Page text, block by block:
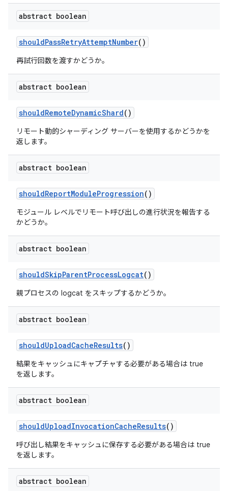
abstract boolean
shouldPassRetryAttemptNumber()
再試行回数を渡すかどうか。
abstract boolean
shouldRemoteDynamicShard()
リモート動的シャーディング サーバーを使用するかどうかを
返します。
abstract boolean
shouldReportModuleProgression()
モジュール レベルでリモート呼び出しの進行状況を報告する
かどうか。
abstract boolean
shouldSkipParentProcessLogcat()
親プロセスの logcat をスキップするかどうか。
abstract boolean
shouldUploadCacheResults()
結果をキャッシュにキャプチャする必要がある場合は true
を返します。
abstract boolean
shouldUploadInvocationCacheResults()
呼び出し結果をキャッシュに保存する必要がある場合は true
を返します。
abstract boolean